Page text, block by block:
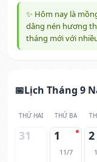
✨ Hôm nay là
dâng nén hương
tháng mới với
Lịch Tháng 9
THỨ HAI THỨ BA
31 1
11/7
2